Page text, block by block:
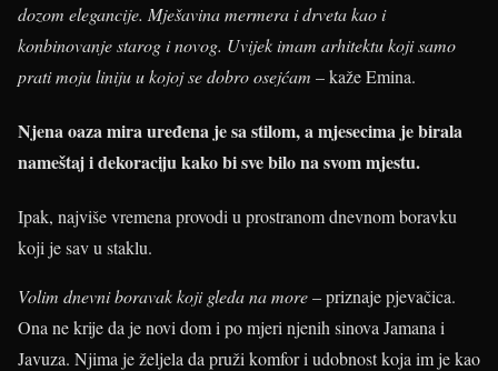
dozom elegancije. Mješavina mermera i drveta kao i
konbinovanje starog i novog. Uvijek imam arhitektu koji samo
prati moju liniju u kojoj se dobro osejćam – kaže Emina.
Njena oaza mira uređena je sa stilom, a mjesecima je birala
nameštaj i dekoraciju kako bi sve bilo na svom mjestu.
Ipak, najviše vremena provodi u prostranom dnevnom boravku
koji je sav u staklu.
Volim dnevni boravak koji gleda na more– priznaje pjevačica.
Ona ne krije da je novi dom i po mjeri njenih sinova Jamana i
Javuza. Njima je željela da pruži komfor i udobnost koja im je kao